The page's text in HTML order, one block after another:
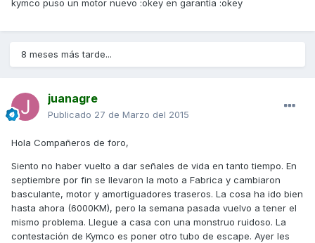
kymco puso un motor nuevo :okey en garantia :okey
8 meses más tarde...
juanagre
Publicado 27 de Marzo del 2015
Hola Compañeros de foro,
Siento no haber vuelto a dar señales de vida en tanto tiempo. En
septiembre por fin se llevaron la moto a Fabrica y cambiaron
basculante, motor y amortiguadores traseros. La cosa ha ido bien
hasta ahora (6000KM), pero la semana pasada vuelvo a tener el
mismo problema. Llegue a casa con una monstruo ruidoso. La
contestación de Kymco es poner otro tubo de escape. Ayer les